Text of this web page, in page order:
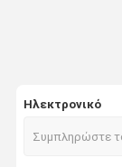
Κινητό
κίνηση στο
Ραδιο
Ηλεκτρονικό